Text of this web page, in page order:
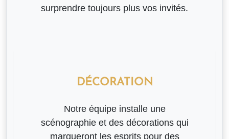
surprendre toujours plus vos invités.
DÉCORATION
Notre équipe installe une
scénographie et des décorations qui
marqueront les esprits pour des